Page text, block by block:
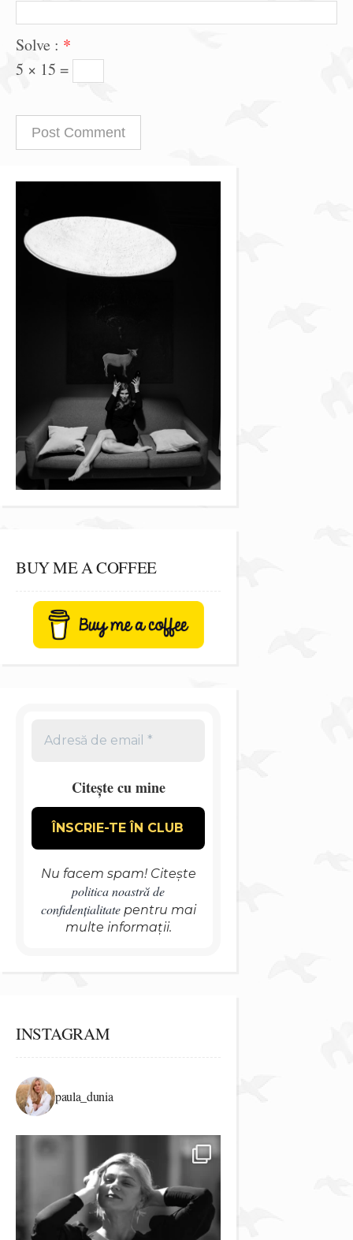
Solve : *
5 × 15 =
BUY ME A COFFEE
Citește cu mine
Nu facem spam! Citește
politica noastră de
confidențialitatepentru mai
multe informații.
INSTAGRAM
paula_dunia